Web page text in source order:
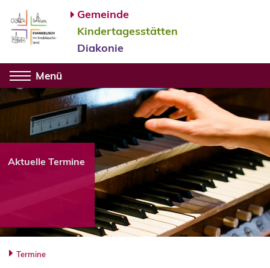
Gemeinde
Kindertagesstätten
Diakonie
Menü
Aktuelle Termine
Termine